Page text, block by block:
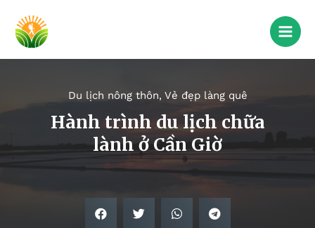
Du lịch nông thôn, Vẻ đẹp làng quê
Hành trình du lịch chữa
lành ở Cần Giờ